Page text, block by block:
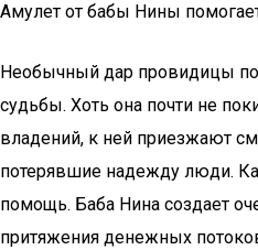
Амулет от бабы Нины
Необычный дар провидицы
судьбы. Хоть она почти не
владений, к ней приезжают
потерявшие надежду люди.
помощь. Баба Нина создает
притяжения денежных